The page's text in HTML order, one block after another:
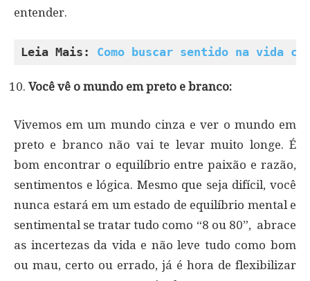
entender.
Leia Mais: Como buscar sentido na vida
Você vê o mundo em preto e branco:
Vivemos em um mundo cinza e ver o mundo em
preto e branco não vai te levar muito longe. É
bom encontrar o equilíbrio entre paixão e razão,
sentimentos e lógica. Mesmo que seja difícil, você
nunca estará em um estado de equilíbrio mental e
sentimental se tratar tudo como “8 ou 80”, abrace
as incertezas da vida e não leve tudo como bom
ou mau, certo ou errado, já é hora de flexibilizar